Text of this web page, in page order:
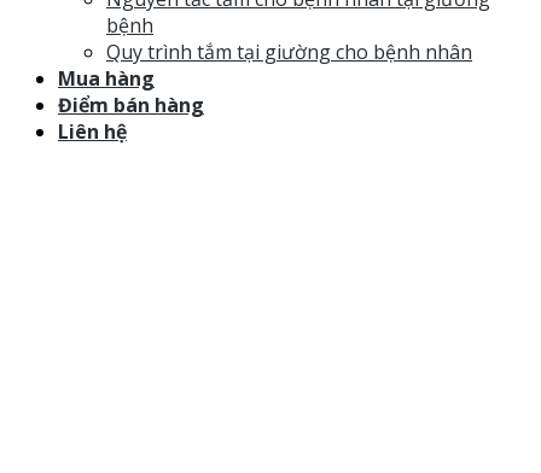
bệnh
Quy trình tắm tại giường cho bệnh nhân
Mua hàng
Điểm bán hàng
Liên hệ